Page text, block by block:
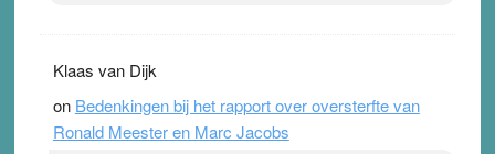
Klaas van Dijk
on Bedenkingen bij het rapport over oversterfte van
Ronald Meester en Marc Jacobs